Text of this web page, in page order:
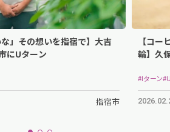
な」その想いを指宿で】大吉
にUターン
指宿市
【コ
輪】久
#Iターン